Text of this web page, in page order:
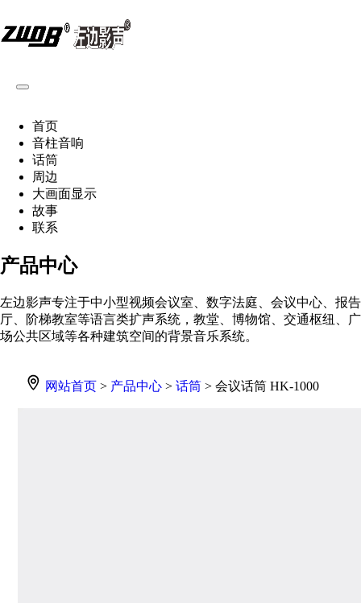
首页
音柱音响
话筒
周边
大画面显示
故事
联系
产品中心
左边影声专注于中小型视频会议室、数字法庭、会议中心、报告
厅、阶梯教室等语言类扩声系统，教堂、博物馆、交通枢纽、广
场公共区域等各种建筑空间的背景音乐系统。
网站首页> 产品中心>话筒 > 会议话筒 HK-1000